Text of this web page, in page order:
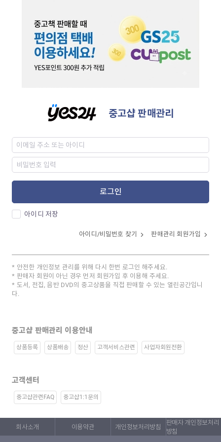
중고샵 판매관리
로그인
아이디 저장
아이디/비밀번호 찾기 판매관리 회원가입
안전한 개인정보 관리를 위해 다시 한번 로그인 해주세요.
판매자 회원이 아닌 경우 먼저 회원가입 후 이용해 주세요.
도서, 전집, 음반 DVD의 중고상품을 직접 판매할 수 있는 열린공간입니
다.
중고샵 판매관리 이용안내
상품등록 상품배송 정산 고객서비스관련 사업자회원전환
고객센터
중고샵관련FAQ 중고샵1:1문의
회사소개 이용약관 개인정보처리방침
판매자 개인정보처리
방침